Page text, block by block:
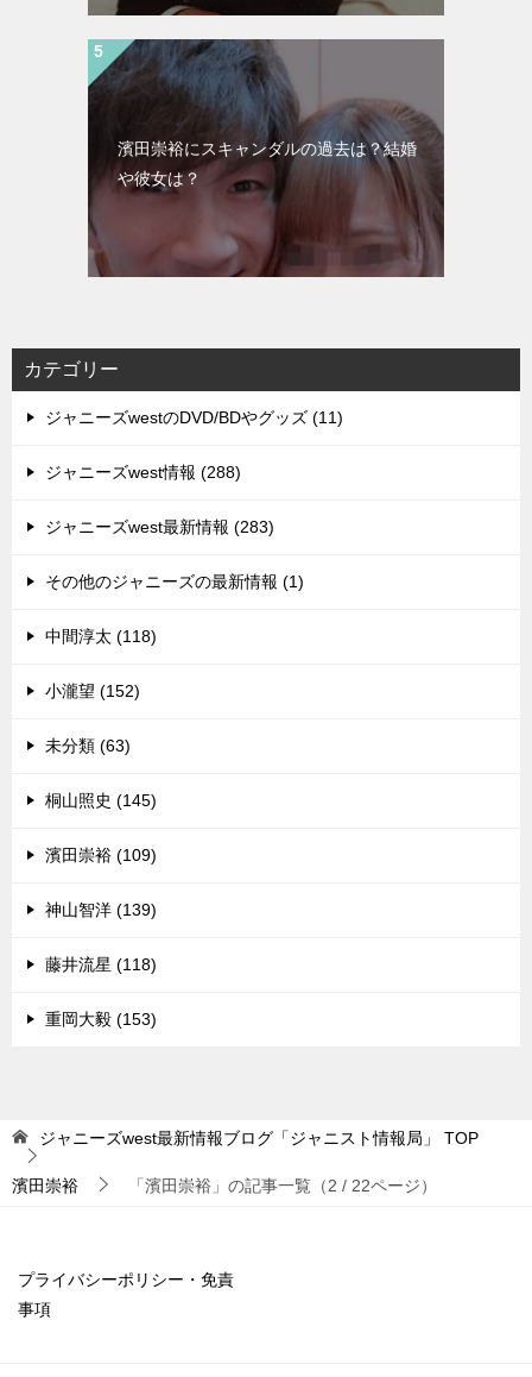
濱田崇裕にスキャンダルの過去は？結婚
や彼女は？
カテゴリー
ジャニーズwestのDVD/BDやグッズ (11)
ジャニーズwest情報 (288)
ジャニーズwest最新情報 (283)
その他のジャニーズの最新情報 (1)
中間淳太 (118)
小瀧望 (152)
未分類 (63)
桐山照史 (145)
濱田崇裕 (109)
神山智洋 (139)
藤井流星 (118)
重岡大毅 (153)
ジャニーズwest最新情報ブログ「ジャニスト情報局」 TOP
濱田崇裕 「濱田崇裕」の記事一覧（2 / 22ページ）
プライバシーポリシー・免責
事項